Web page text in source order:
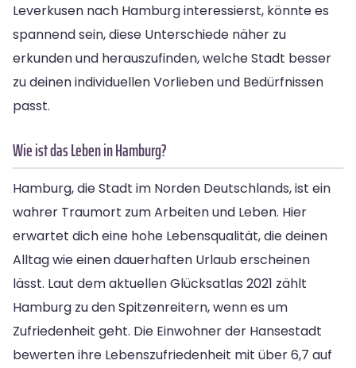
Leverkusen nach Hamburg interessierst, könnte es
spannend sein, diese Unterschiede näher zu
erkunden und herauszufinden, welche Stadt besser
zu deinen individuellen Vorlieben und Bedürfnissen
passt.
Wie ist das Leben in Hamburg?
Hamburg, die Stadt im Norden Deutschlands, ist ein
wahrer Traumort zum Arbeiten und Leben. Hier
erwartet dich eine hohe Lebensqualität, die deinen
Alltag wie einen dauerhaften Urlaub erscheinen
lässt. Laut dem aktuellen Glücksatlas 2021 zählt
Hamburg zu den Spitzenreitern, wenn es um
Zufriedenheit geht. Die Einwohner der Hansestadt
bewerten ihre Lebenszufriedenheit mit über 6,7 auf